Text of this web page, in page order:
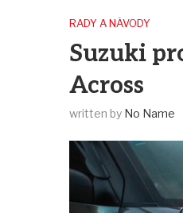
RADY A NÁVODY
Suzuki
Across
written by No Name